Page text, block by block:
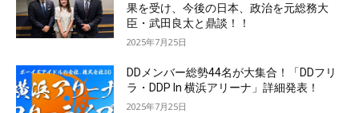
果を受け、今後の日本、政治を元総務大
臣・武田良太と鼎談！！
2025年7月25日
DDメンバー総勢44名が大集合！「DDフリ
ラ・DDP In 横浜アリーナ」詳細発表！
2025年7月25日